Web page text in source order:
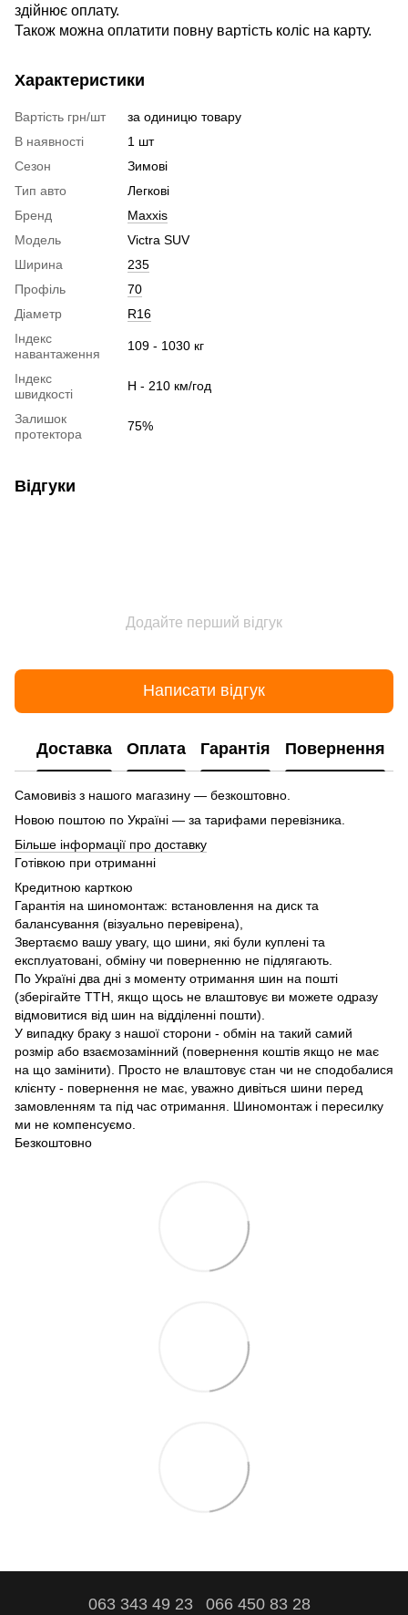
здійнює оплату.
Також можна оплатити повну вартість коліс на карту.
Характеристики
Вартість грн/шт
за одиницю товару
В наявності
1 шт
Сезон
Зимові
Тип авто
Легкові
Бренд
Maxxis
Модель
Victra SUV
Ширина
235
Профіль
70
Діаметр
R16
Індекс
навантаження
109 - 1030 кг
Індекс
швидкості
H - 210 км/год
Залишок
протектора
75%
Відгуки
Додайте перший відгук
Написати відгук
Доставка Оплата Гарантія Повернення
Самовивіз з нашого магазину — безкоштовно.
Новою поштою по Україні — за тарифами перевізника.
Більше інформації про доставку
Готівкою при отриманні
Кредитною карткою
Гарантія на шиномонтаж: встановлення на диск та
балансування (візуально перевірена),
Звертаємо вашу увагу, що шини, які були куплені та
експлуатовані, обміну чи поверненню не підлягають.
По Україні два дні з моменту отримання шин на пошті
(зберігайте ТТН, якщо щось не влаштовує ви можете одразу
відмовитися від шин на відділенні пошти).
У випадку браку з нашої сторони - обмін на такий самий
розмір або взаємозамінний (повернення коштів якщо не має
на що замінити). Просто не влаштовує стан чи не сподобалися
клієнту - повернення не має, уважно дивіться шини перед
замовленням та під час отримання. Шиномонтаж і пересилку
ми не компенсуємо.
Безкоштовно
063 343 49 23 066 450 83 28